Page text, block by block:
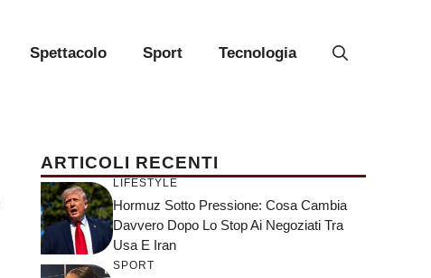
Spettacolo Sport Tecnologia
ARTICOLI RECENTI
LIFESTYLE
Hormuz Sotto Pressione: Cosa Cambia
Davvero Dopo Lo Stop Ai Negoziati Tra
Usa E Iran
SPORT